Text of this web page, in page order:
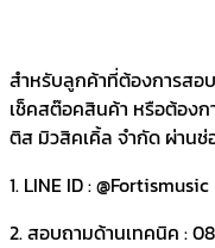
สำหรับลูกค้าที่ต้องการสอ
เช็คสต๊อคสินค้า หรือต้อง
ติส มิวสิคเคิ้ล จำกัด ผ่านช่
1. LINE ID : @Fortismusic
2. สอบถามด้านเทคนิค :